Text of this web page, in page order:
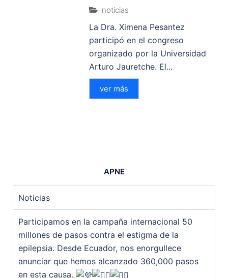
noticias
La Dra. Ximena Pesantez
participó en el congreso
organizado por la Universidad
Arturo Jauretche. El...
ver más
APNE
Noticias
Participamos en la campaña internacional 50
millones de pasos contra el estigma de la
epilepsia. Desde Ecuador, nos enorgullece
anunciar que hemos alcanzado 360,000 pasos
en esta causa.